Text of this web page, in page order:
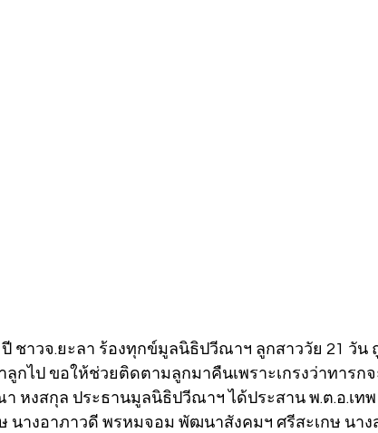
ชาวจ.ยะลา ร้องทุกข์มูลนิธิปวีณาฯ ลูกสาววัย 21 วัน
กไป ขอให้ช่วยติดตามลูกมาคืนเพราะเกรงว่าทารกจ
หงสกุล ประธานมูลนิธิปวีณาฯ ได้ประสาน พ.ต.อ.เทพ
นางอาภาวดี พรหมจอม พัฒนาสังคมฯ ศรีสะเกษ นาง